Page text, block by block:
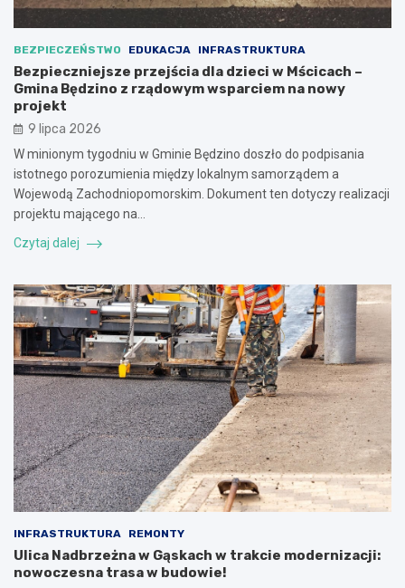
BEZPIECZEŃSTWO EDUKACJA INFRASTRUKTURA
Bezpieczniejsze przejścia dla dzieci w Mścicach –
Gmina Będzino z rządowym wsparciem na nowy
projekt
9 lipca 2026
W minionym tygodniu w Gminie Będzino doszło do podpisania
istotnego porozumienia między lokalnym samorządem a
Wojewodą Zachodniopomorskim. Dokument ten dotyczy realizacji
projektu mającego na…
Czytaj dalej
INFRASTRUKTURA REMONTY
Ulica Nadbrzeżna w Gąskach w trakcie modernizacji:
nowoczesna trasa w budowie!